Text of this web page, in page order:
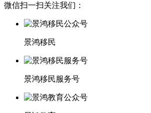
微信扫一扫关注我们：
景鸿移民
景鸿移民服务号